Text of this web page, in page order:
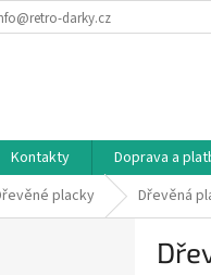
darky.cz
Kontakty Doprava a
placky Dřevěná